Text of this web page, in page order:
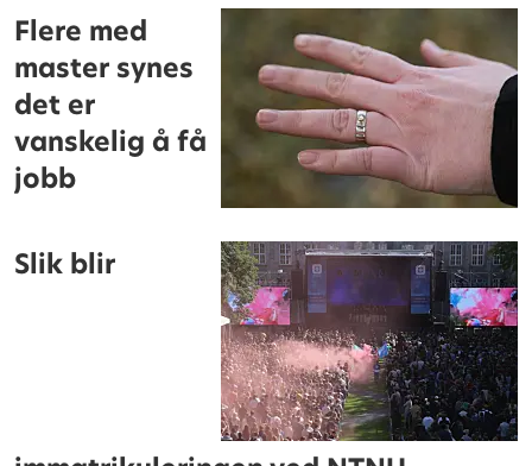
Flere med
master synes
det er
vanskelig å få
jobb
Slik blir